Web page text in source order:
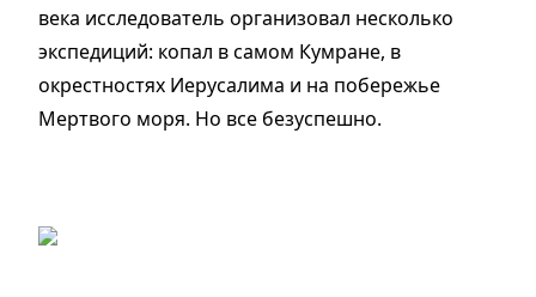
века исследователь организовал несколько
экспедиций: копал в самом Кумране, в
окрестностях Иерусалима и на побережье
Мертвого моря. Но все безуспешно.